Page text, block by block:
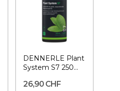
DENNERLE Plant
System S7 250
Oligo-éléments
26,90 CHF